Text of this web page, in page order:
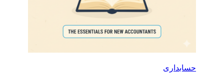
حسابداری